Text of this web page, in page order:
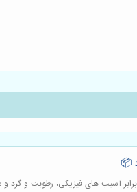
آسیب های فیزیکی، رطوبت و